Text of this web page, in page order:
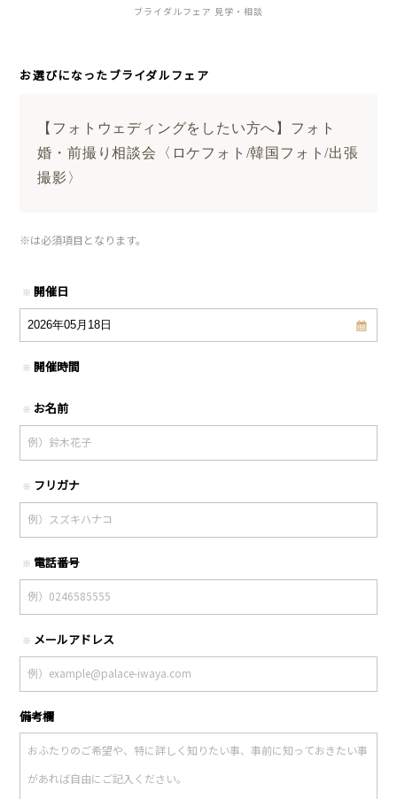
ブライダルフェア 見学・相談
お選びになったブライダルフェア
【フォトウェディングをしたい方へ】フォト
婚・前撮り相談会〈ロケフォト/韓国フォト/出張
撮影〉
※は必須項目となります。
※ 開催日
※ 開催時間
※ お名前
※ フリガナ
※ 電話番号
※ メールアドレス
備考欄